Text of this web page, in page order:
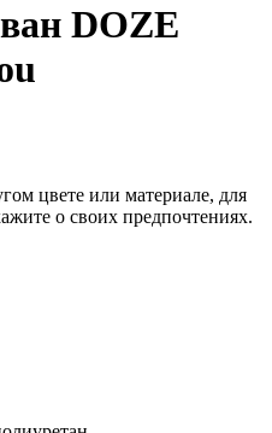
DOZE
цвете или материале, для
о своих предпочтениях.